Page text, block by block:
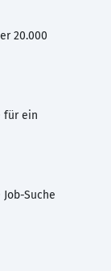
20.000
für ein
Suche